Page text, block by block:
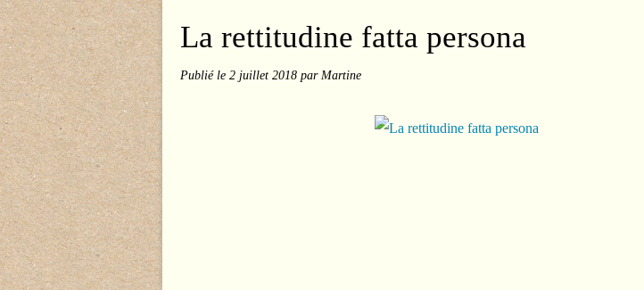
La rettitudine fatta persona
Publié le 2 juillet 2018 par Martine